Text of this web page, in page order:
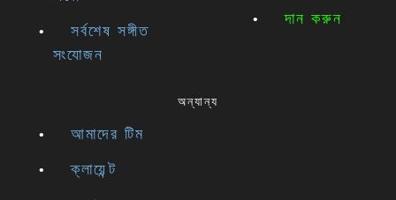
সর্বশেষ সঙ্গীত
সংযোজন
দান করুন
অন্যান্য
আমাদের টিম
ক্লায়েন্ট